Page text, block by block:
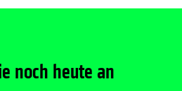
noch heute an